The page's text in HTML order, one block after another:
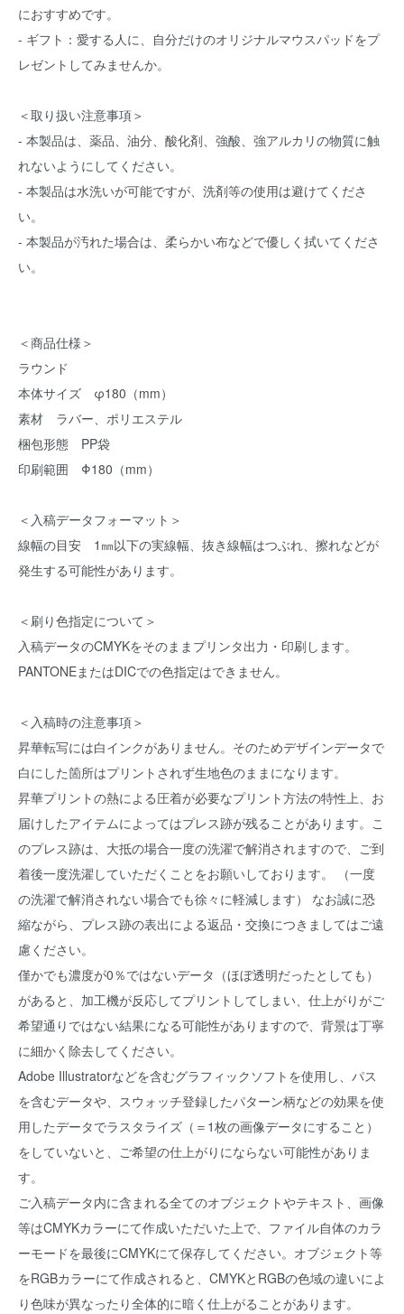
におすすめです。
- ギフト：愛する人に、自分だけのオリジナルマウスパッドをプ
レゼントしてみませんか。
＜取り扱い注意事項＞
- 本製品は、薬品、油分、酸化剤、強酸、強アルカリの物質に触
れないようにしてください。
- 本製品は水洗いが可能ですが、洗剤等の使用は避けてくださ
い。
- 本製品が汚れた場合は、柔らかい布などで優しく拭いてくださ
い。
＜商品仕様＞
ラウンド
本体サイズ φ180（mm）
素材 ラバー、ポリエステル
梱包形態 PP袋
印刷範囲 Φ180（mm）
＜入稿データフォーマット＞
線幅の目安 1㎜以下の実線幅、抜き線幅はつぶれ、擦れなどが
発生する可能性があります。
＜刷り色指定について＞
入稿データのCMYKをそのままプリンタ出力・印刷します。
PANTONEまたはDICでの色指定はできません。
＜入稿時の注意事項＞
昇華転写には白インクがありません。そのためデザインデータで
白にした箇所はプリントされず生地色のままになります。
昇華プリントの熱による圧着が必要なプリント方法の特性上、お
届けしたアイテムによってはプレス跡が残ることがあります。こ
のプレス跡は、大抵の場合一度の洗濯で解消されますので、ご到
着後一度洗濯していただくことをお願いしております。 （一度
の洗濯で解消されない場合でも徐々に軽減します） なお誠に恐
縮ながら、プレス跡の表出による返品・交換につきましてはご遠
慮ください。
僅かでも濃度が0％ではないデータ（ほぼ透明だったとしても）
があると、加工機が反応してプリントしてしまい、仕上がりがご
希望通りではない結果になる可能性がありますので、背景は丁寧
に細かく除去してください。
Adobe Illustratorなどを含むグラフィックソフトを使用し、パス
を含むデータや、スウォッチ登録したパターン柄などの効果を使
用したデータでラスタライズ（＝1枚の画像データにすること）
をしていないと、ご希望の仕上がりにならない可能性がありま
す。
ご入稿データ内に含まれる全てのオブジェクトやテキスト、画像
等はCMYKカラーにて作成いただいた上で、ファイル自体のカラ
ーモードを最後にCMYKにて保存してください。オブジェクト等
をRGBカラーにて作成されると、CMYKとRGBの色域の違いによ
り色味が異なったり全体的に暗く仕上がることがあります。